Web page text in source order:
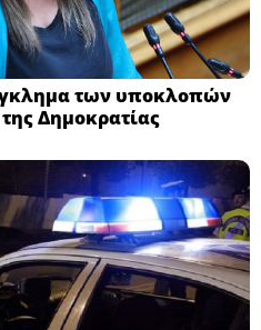
των υποκλοπών
Δημοκρατίας